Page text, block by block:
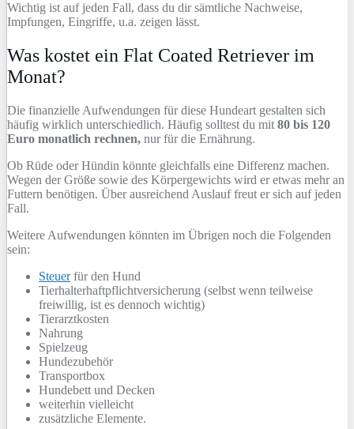
Wichtig ist auf jeden Fall, dass du dir sämtliche Nachweise,
Impfungen, Eingriffe, u.a. zeigen lässt.
Was kostet ein Flat Coated Retriever im
Monat?
Die finanzielle Aufwendungen für diese Hundeart gestalten sich
häufig wirklich unterschiedlich. Häufig solltest du mit 80 bis 120
Euro monatlich rechnen, nur für die Ernährung.
Ob Rüde oder Hündin könnte gleichfalls eine Differenz machen.
Wegen der Größe sowie des Körpergewichts wird er etwas mehr an
Futtern benötigen. Über ausreichend Auslauf freut er sich auf jeden
Fall.
Weitere Aufwendungen könnten im Übrigen noch die Folgenden
sein:
Steuerfür den Hund
Tierhalterhaftpflichtversicherung (selbst wenn teilweise
freiwillig, ist es dennoch wichtig)
Tierarztkosten
Nahrung
Spielzeug
Hundezubehör
Transportbox
Hundebett und Decken
weiterhin vielleicht
zusätzliche Elemente.